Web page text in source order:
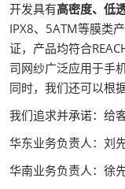
开发具有高密度、低
IPX8、5ATM等膜类
证，产品均符合
司网纱广泛应用于手
同时，我们还可以根
我们追求并承诺：给
华东业务负责人：刘
华南业务负责人：徐